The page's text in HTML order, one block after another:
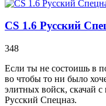
CS 1.6 Русский
348
Если ты не состоишь в
во чтобы то ни было
элитных войск, скачай
Русский Спецназ.